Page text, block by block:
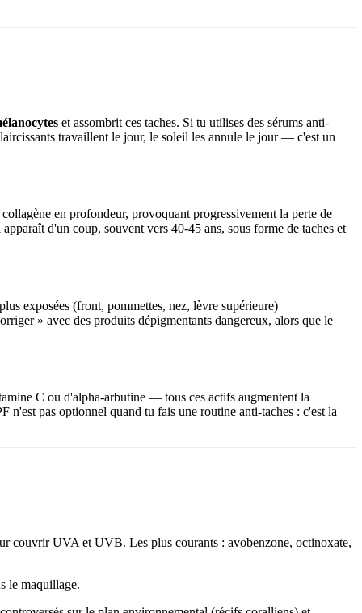
et assombrit ces taches. Si tu utilises des sérums anti-
travaillent le jour, le soleil les annule le jour — c'est un
en profondeur, provoquant progressivement la perte de
d'un coup, souvent vers 40-45 ans, sous forme de taches et
exposées (front, pommettes, nez, lèvre supérieure)
» avec des produits dépigmentants dangereux, alors que le
C ou d'alpha-arbutine — tous ces actifs augmentent la
n'est pas optionnel quand tu fais une routine anti-taches : c'est la
couvrir UVA et UVB. Les plus courants : avobenzone, octinoxate,
le maquillage.